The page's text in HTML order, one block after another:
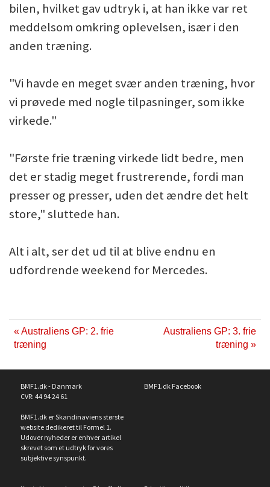
bilen, hvilket gav udtryk i, at han ikke var ret
meddelsom omkring oplevelsen, især i den
anden træning.
"Vi havde en meget svær anden træning, hvor
vi prøvede med nogle tilpasninger, som ikke
virkede."
"Første frie træning virkede lidt bedre, men
det er stadig meget frustrerende, fordi man
presser og presser, uden det ændre det helt
store," sluttede han.
Alt i alt, ser det ud til at blive endnu en
udfordrende weekend for Mercedes.
« Australiens GP: 2. frie
træning
Australiens GP: 3. frie
træning »
BMF1.dk - Danmark
CVR: 44 94 24 61
BMF1.dk er Skandinaviens største
website dedikeret til Formel 1.
Udover nyheder er enhver artikel
skrevet som et udtryk for vores
subjektive synspunkt.
BMF1.dk Facebook